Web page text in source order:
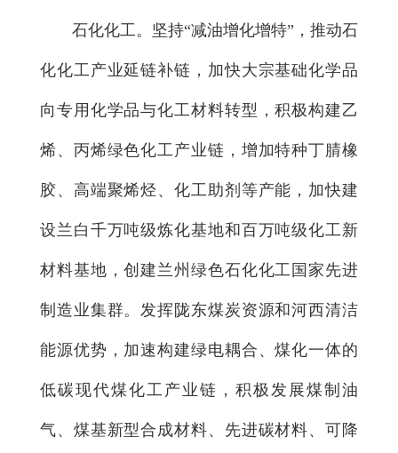
石化化工。坚持“减油增化增特”，推动石
化化工产业延链补链，加快大宗基础化学品
向专用化学品与化工材料转型，积极构建乙
烯、丙烯绿色化工产业链，增加特种丁腈橡
胶、高端聚烯烃、化工助剂等产能，加快建
设兰白千万吨级炼化基地和百万吨级化工新
材料基地，创建兰州绿色石化化工国家先进
制造业集群。发挥陇东煤炭资源和河西清洁
能源优势，加速构建绿电耦合、煤化一体的
低碳现代煤化工产业链，积极发展煤制油
气、煤基新型合成材料、先进碳材料、可降